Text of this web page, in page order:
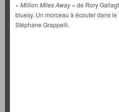
« Million Miles Away» de Rory
bluesy. Un morceau à écouter dans le
Stéphane Grappelli.